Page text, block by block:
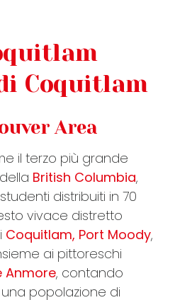
Coquitlam
Area
il terzo più grande
British Columbia,
distribuiti in 70
vivace distretto
Coquitlam, Port Moody,
ai pittoreschi
Anmore, contando
popolazione di